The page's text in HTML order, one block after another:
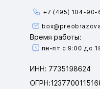
+7 (495) 104-90-
Время работы:
пн-пт с 9:00 до
ИНН: 7735198624